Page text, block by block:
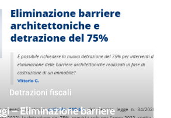
Detrazioni fiscali
– Eliminazione barriere